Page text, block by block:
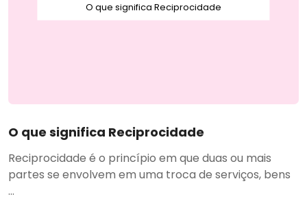
O que significa Reciprocidade
O que significa Reciprocidade
Reciprocidade é o princípio em que duas ou mais
partes se envolvem em uma troca de serviços, bens
...